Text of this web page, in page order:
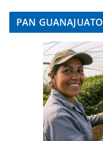
PAN GUANAJUATO